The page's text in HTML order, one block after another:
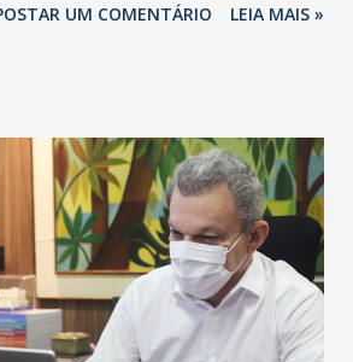
78.776 casos suspeitos. 13.564
UM COMENTÁRIO LEIA MAIS »